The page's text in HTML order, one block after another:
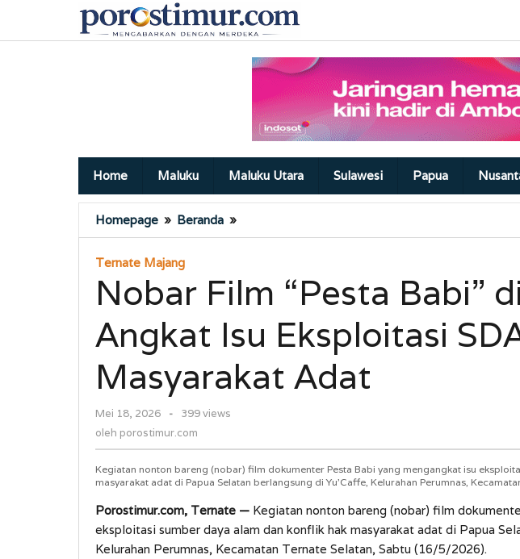
konten
Home Maluku Maluku Utara Sulawesi Papua
Homepage » Beranda »
Film
di
Ternate
Angkat
Isu
Eksploitasi
SDA
Adat
Ternate Majang
Nobar Film “Pesta Babi”
Angkat Isu Eksploitasi
Masyarakat Adat
Mei 18, 2026
oleh
-
399 views
oleh porostimur.com
Kegiatan nonton bareng (nobar) film dokumenter Pesta Babi yang mengangkat isu
masyarakat adat di Papua Selatan berlangsung di Yu’Caffe, Kelurahan Perumnas,
Porostimur.com, Ternate — Kegiatan nonton bareng (nobar) film
eksploitasi sumber daya alam dan konflik hak masyarakat adat di Papua
Kelurahan Perumnas, Kecamatan Ternate Selatan, Sabtu (16/5/2026).